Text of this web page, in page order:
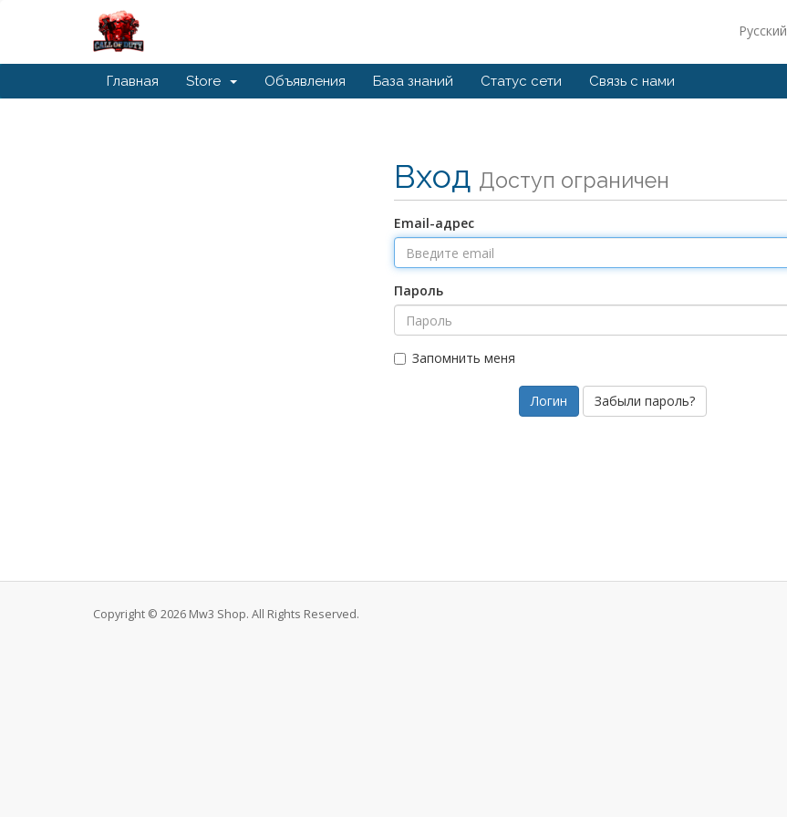
Русский
Главная Store Объявления База знаний Статус сети Связь с нами
Вход Доступ ограничен
Email-адрес
Пароль
Запомнить меня
Забыли пароль?
Copyright © 2026 Mw3 Shop. All Rights Reserved.